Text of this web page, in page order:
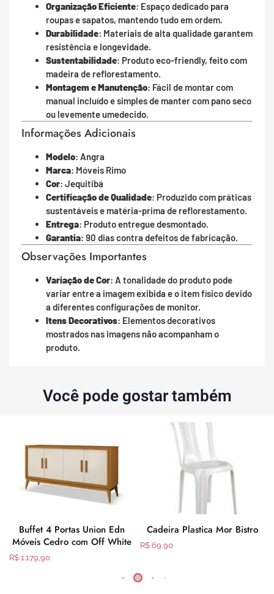
Organização Eficiente: Espaço dedicado para
roupas e sapatos, mantendo tudo em ordem.
Durabilidade: Materiais de alta qualidade garantem
resistência e longevidade.
Sustentabilidade: Produto eco-friendly, feito com
madeira de reflorestamento.
Montagem e Manutenção: Fácil de montar com
manual incluído e simples de manter com pano seco
ou levemente umedecido.
Informações Adicionais
Modelo: Angra
Marca: Móveis Rimo
Cor: Jequitibá
Certificação de Qualidade: Produzido com práticas
sustentáveis e matéria-prima de reflorestamento.
Entrega: Produto entregue desmontado.
Garantia: 90 dias contra defeitos de fabricação.
Observações Importantes
Variação de Cor: A tonalidade do produto pode
variar entre a imagem exibida e o item físico devido
a diferentes configurações de monitor.
Itens Decorativos: Elementos decorativos
mostrados nas imagens não acompanham o
produto.
Você pode gostar também
Buffet 4 Portas Union Edn
Móveis Cedro com Off White
R$ 1.179,90
Cadeira Plastica Mor Bistro
R$ 69,90